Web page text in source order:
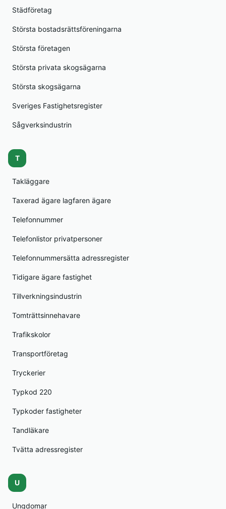
Städföretag
Största bostadsrättsföreningarna
Största företagen
Största privata skogsägarna
Största skogsägarna
Sveriges Fastighetsregister
Sågverksindustrin
T
Takläggare
Taxerad ägare lagfaren ägare
Telefonnummer
Telefonlistor privatpersoner
Telefonnummersätta adressregister
Tidigare ägare fastighet
Tillverkningsindustrin
Tomträttsinnehavare
Trafikskolor
Transportföretag
Tryckerier
Typkod 220
Typkoder fastigheter
Tandläkare
Tvätta adressregister
U
Ungdomar